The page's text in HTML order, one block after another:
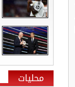
محليات